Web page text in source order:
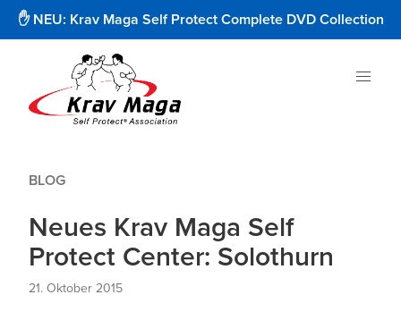
✋ NEU: Krav Maga Self Protect Complete DVD Collection
BLOG
Neues Krav Maga Self
Protect Center: Solothurn
21. Oktober 2015